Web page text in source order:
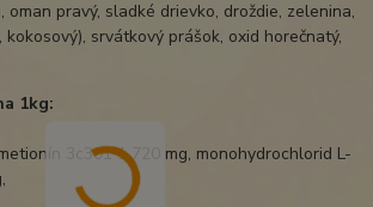
oman pravý, sladké drievko, droždie, zelenina,
srvátkový prášok, oxid horečnatý,
1kg:
3c301 1 720 mg, monohydrochlorid L-